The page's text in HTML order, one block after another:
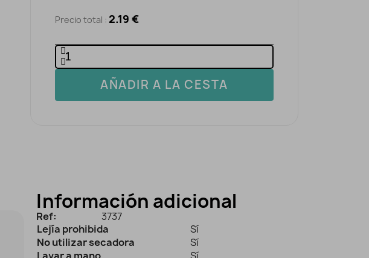
Precio total : 2.19 €
AÑADIR A LA CESTA
Información adicional
Ref:
3737
Lejía prohibida
Sí
No utilizar secadora
Sí